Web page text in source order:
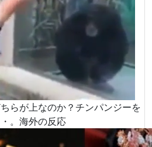
らが上なのか？チンパンジーを
。海外の反応